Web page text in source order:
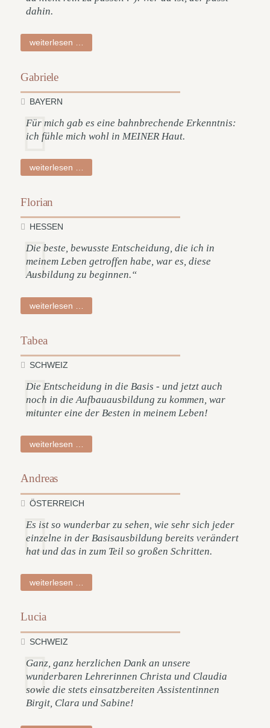
dahin.
weiterlesen …
Gabriele
BAYERN
Für mich gab es eine bahnbrechende Erkenntnis:
ich fühle mich wohl in MEINER Haut.
weiterlesen …
Florian
HESSEN
Die beste, bewusste Entscheidung, die ich in
meinem Leben getroffen habe, war es, diese
Ausbildung zu beginnen.“
weiterlesen …
Tabea
SCHWEIZ
Die Entscheidung in die Basis - und jetzt auch
noch in die Aufbauausbildung zu kommen, war
mitunter eine der Besten in meinem Leben!
weiterlesen …
Andreas
ÖSTERREICH
Es ist so wunderbar zu sehen, wie sehr sich jeder
einzelne in der Basisausbildung bereits verändert
hat und das in zum Teil so großen Schritten.
weiterlesen …
Lucia
SCHWEIZ
Ganz, ganz herzlichen Dank an unsere
wunderbaren Lehrerinnen Christa und Claudia
sowie die stets einsatzbereiten Assistentinnen
Birgit, Clara und Sabine!